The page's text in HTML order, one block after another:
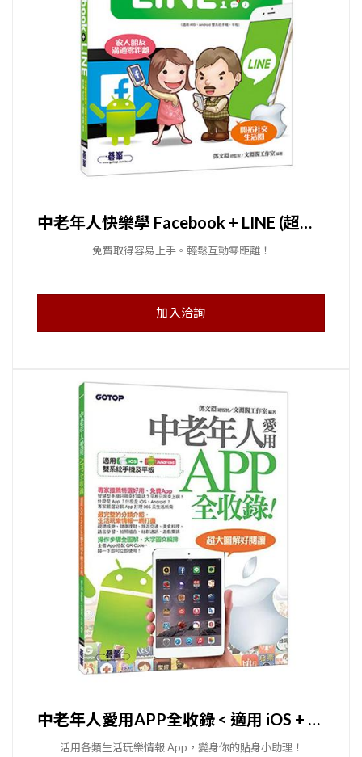
中老年人快樂學 Facebook + LINE (超大圖解好閱讀．簡單學習好上手)
免費取得容易上手。輕鬆互動零距離！
加入洽詢
中老年人愛用APP全收錄 < 適用 iOS + Android 雙系統手機及平板>
活用各類生活玩樂情報 App，變身你的貼身小助理！